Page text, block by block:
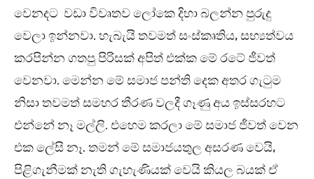
වෙනදට වඩා විවෘතව ලෝකෙ දිහා බලන්න පුරුදු
වෙලා ඉන්නවා. හැබැයි තවමත් සංස්කෘතිය, සභ්‍යත්වය
කරපින්න ගතපු පිරිසක් අපිත් එක්ක මේ රටේ ජීවත්
වෙනවා. මෙන්න මේ සමාජ පන්ති දෙක අතර ගැටුම
නිසා තවමත් සමහර තීරණ වලදී ගෑණු අය ඉස්සරහට
එන්නේ නෑ මල්ලි. එහෙම කරලා මේ සමාජ ජීවත් වෙන
එක ලේසි නෑ. තමන් මේ සමාජයතුල අසරණ වෙයි,
පිළිගැනීමක් නැති ගැහැණියක් වෙයි කියල බයක් ඒ